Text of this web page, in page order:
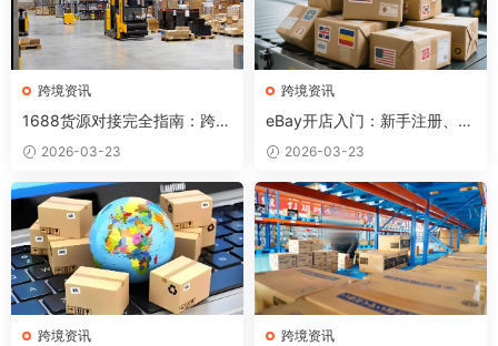
跨境资讯
1688货源对接完全指南：跨境
卖家如何找到优质供应商？
2026-03-23
跨境资讯
eBay开店入门：新手注册、发
布产品和出单全流程
2026-03-23
跨境资讯 跨境资讯